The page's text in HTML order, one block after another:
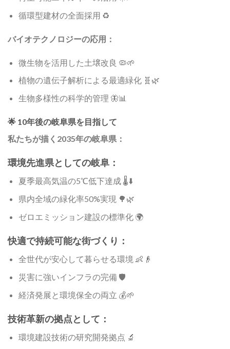
循環型建材の全面採用 ♻️
バイオテクノロジーの応用：
微生物を活用した土壌改良 🦠🌱
植物の遺伝子解析による最適緑化 🧬🌿
生物多様性の科学的管理 🦋📊
🌟 10年後の岐阜県を目指して
私たちが描く2035年の岐阜県：
環境先進県としての岐阜：
夏季最高気温の5℃低下達成 🌡️⬇️
県内全域の緑化率50%実現 🌳🌿
ゼロエミッション建設の標準化 🌍
快適で持続可能な街づくり：
全世代が安心して暮らせる環境 👶👴
災害に強いインフラの完備 🛡️
経済発展と環境保全の両立 💰🌱
技術革新の拠点として：
環境建設技術の研究開発拠点 🔬